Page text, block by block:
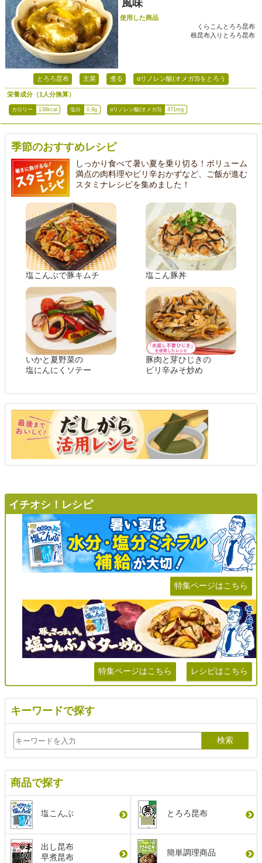
風味
使用した商品
くらこんとろろ昆布
根昆布入りとろろ昆布
とろろ昆布 主菜 煮る αリノレン酸(オメガ3)をとろう
栄養成分（1人分換算）
カロリー 138kcal 塩分 0.9g αリノレン酸(オメガ3) 471mg
季節のおすすめレシピ
しっかり食べて暑い夏を乗り切る！ボリューム
満点の肉料理やピリ辛おかずなど、ご飯が進む
スタミナレシピを集めました！
塩こんぶで豚キムチ 塩こん豚丼
いかと夏野菜の
塩にんにくソテー
豚肉と芽ひじきの
ピリ辛みそ炒め
イチオシ！レシピ
特集ページはこちら
特集ページはこちら レシピはこちら
キーワードで探す
商品で探す
塩こんぶ とろろ昆布
出し昆布
早煮昆布
簡単調理商品